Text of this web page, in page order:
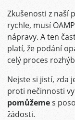
Zkušenosti z naší
rychle, musí
nápravy. A ten
platí, že podání
celý proces
Nejste si jistí, zda
proti nečinnosti
pomůžemes
žádosti.